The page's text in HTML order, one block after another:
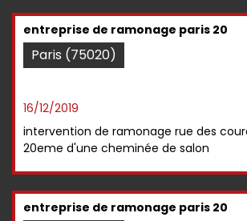
entreprise de ramonage paris 20
Paris (75020)
16/12/2019
intervention de ramonage rue des
20eme d'une cheminée de salon
entreprise de ramonage paris 20